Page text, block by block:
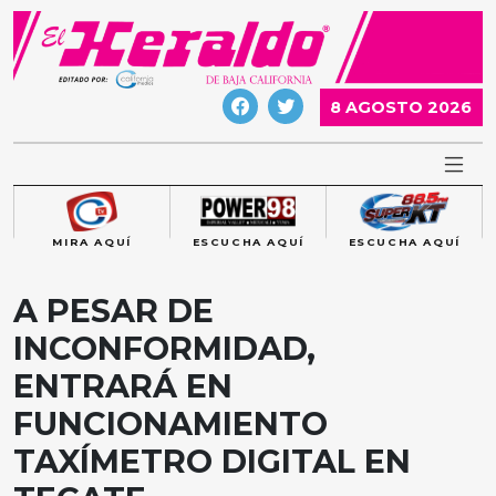
Skip
content
8 AGOSTO 2026
MIRA AQUÍ ESCUCHA AQUÍ ESCUCHA AQUÍ
A PESAR DE
INCONFORMIDAD,
ENTRARÁ EN
FUNCIONAMIENTO
TAXÍMETRO DIGITAL EN